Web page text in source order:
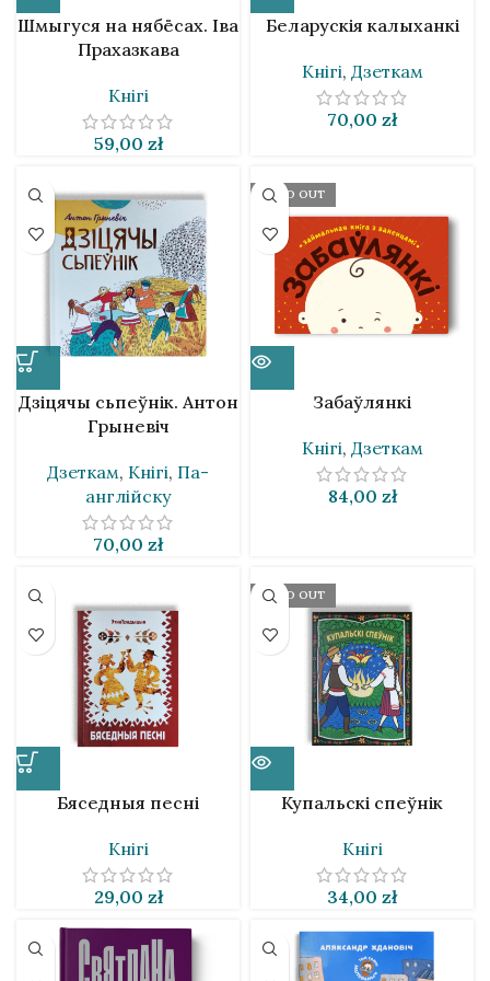
Шмыгуся на нябёсах. Іва
Прахазкава
Кнігі
59,00 zł
Беларускія калыханкі
Кнігі, Дзеткам
70,00 zł
Дзіцячы сьпеўнік. Антон
Грыневіч
Дзеткам, Кнігі, Па-
англійску
70,00 zł
SOLD OUT
Забаўлянкі
Кнігі, Дзеткам
84,00 zł
Бяседныя песні
Кнігі
29,00 zł
SOLD OUT
Купальскі спеўнік
Кнігі
34,00 zł